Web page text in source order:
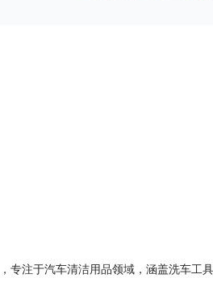
专注于汽车清洁用品领域，涵盖洗车工